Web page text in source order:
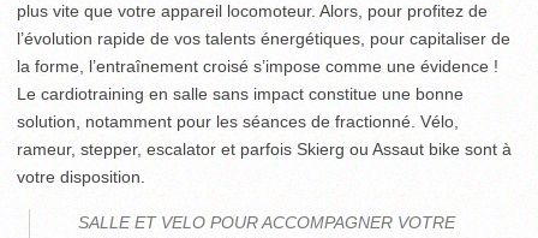
plus vite que votre appareil locomoteur. Alors, pour profitez de
l’évolution rapide de vos talents énergétiques, pour capitaliser de
la forme, l’entraînement croisé s’impose comme une évidence !
Le cardiotraining en salle sans impact constitue une bonne
solution, notamment pour les séances de fractionné. Vélo,
rameur, stepper, escalator et parfois Skierg ou Assaut bike sont à
votre disposition.
SALLE ET VELO POUR ACCOMPAGNER VOTRE